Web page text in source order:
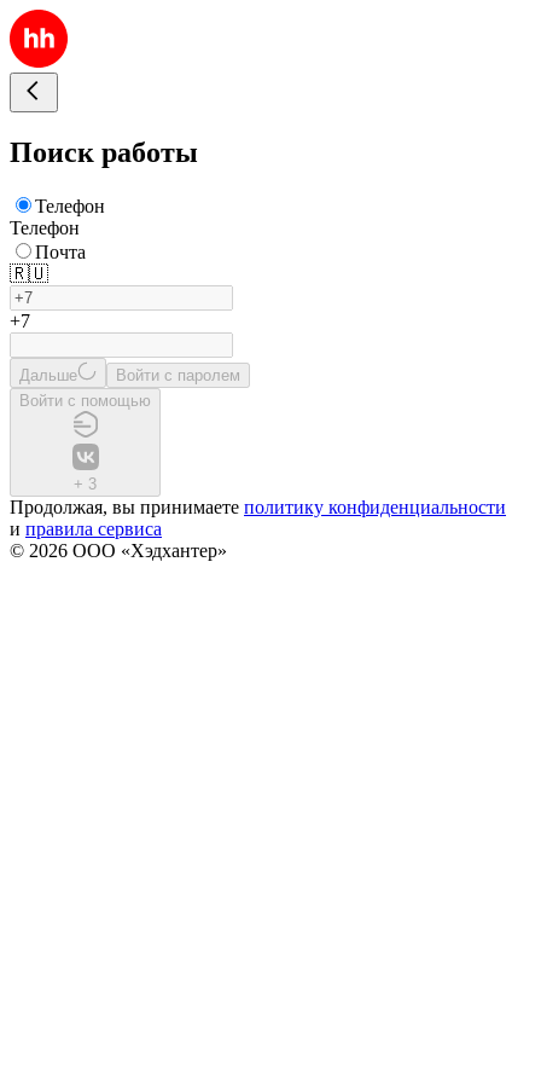
Поиск работы
Телефон
Телефон
Почта
🇷🇺
+7
Дальше
Войти с паролем
Войти с помощью
+ 3
Продолжая, вы принимаете политику конфиденциальности
и правила сервиса
© 2026 ООО «Хэдхантер»